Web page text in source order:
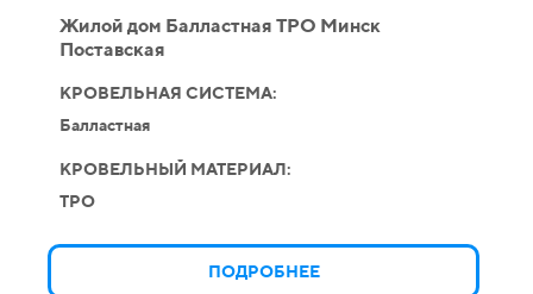
Жилой дом Балластная ТPO Минск
Поставская
КРОВЕЛЬНАЯ СИСТЕМА:
Балластная
КРОВЕЛЬНЫЙ МАТЕРИАЛ:
TPO
ПОДРОБНЕЕ